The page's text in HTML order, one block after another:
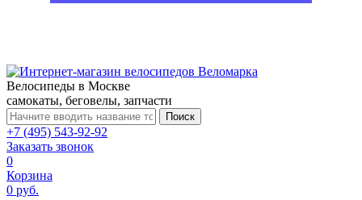
Велосипеды в Москве
самокаты, беговелы, запчасти
Поиск
+7 (495) 543-92-92
Заказать звонок
0
Корзина
0 руб.